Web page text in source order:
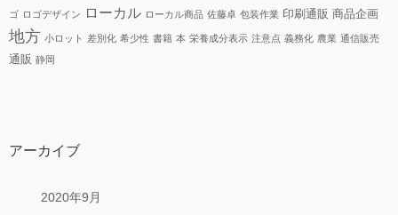
ゴ ロゴデザイン ローカル ローカル商品 佐藤卓 包装作業 印刷通販 商品企画
地方 小ロット 差別化 希少性 書籍 本 栄養成分表示 注意点 義務化 農業 通信販売
通販 静岡
アーカイブ
2020年9月